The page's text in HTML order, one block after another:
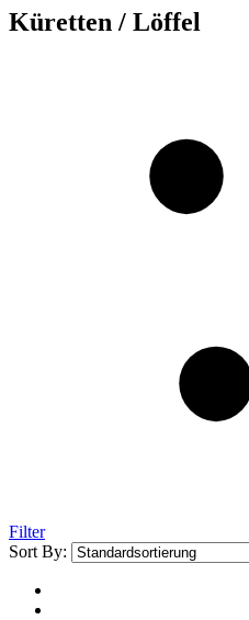
Küretten / Löffel
Filter
Sort By: